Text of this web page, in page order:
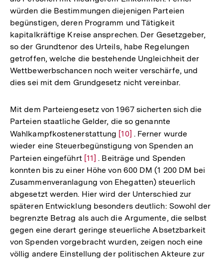
würden die Bestimmungen diejenigen Parteien
begünstigen, deren Programm und Tätigkeit
kapitalkräftige Kreise ansprechen. Der Gesetzgeber,
so der Grundtenor des Urteils, habe Regelungen
getroffen, welche die bestehende Ungleichheit der
Wettbewerbschancen noch weiter verschärfe, und
dies sei mit dem Grundgesetz nicht vereinbar.
Mit dem Parteiengesetz von 1967 sicherten sich die
Parteien staatliche Gelder, die so genannte
Wahlkampfkostenerstattung Zur
Auflösung
der
Fußnote
[10] . Ferner wurde
wieder eine Steuerbegünstigung von Spenden an
Parteien eingeführt Zur
Auflösung
der
Fußnote
[11] . Beiträge und Spenden
konnten bis zu einer Höhe von 600 DM (1 200 DM bei
Zusammenveranlagung von Ehegatten) steuerlich
abgesetzt werden. Hier wird der Unterschied zur
späteren Entwicklung besonders deutlich: Sowohl der
begrenzte Betrag als auch die Argumente, die selbst
gegen eine derart geringe steuerliche Absetzbarkeit
von Spenden vorgebracht wurden, zeigen noch eine
völlig andere Einstellung der politischen Akteure zur